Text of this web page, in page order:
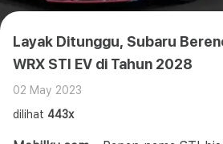
Layak Ditunggu, Subaru
WRX STI EV di Tahun 2028
02 May 2023
dilihat 443x